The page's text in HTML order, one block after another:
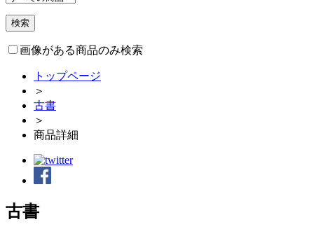
画像がある商品のみ検索
トップページ
＞
古書
＞
商品詳細
古書